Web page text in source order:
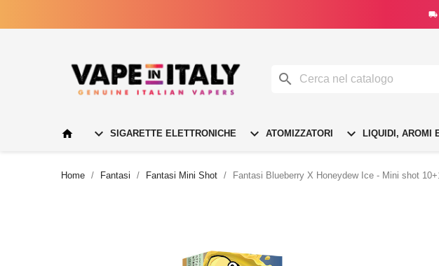


  SIGARETTE ELETTRONICHE  ATOMIZZATORI  LIQUIDI, AROMI
Home Fantasi Fantasi Mini Shot Fantasi Blueberry X Honeydew Ice - Mini shot